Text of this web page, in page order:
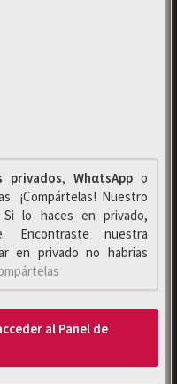
privados, WhαtsAppo
¡Compártelas! Nuestro
lo haces en privado,
Encontraste nuestra
en privado no habrías
al Panel de